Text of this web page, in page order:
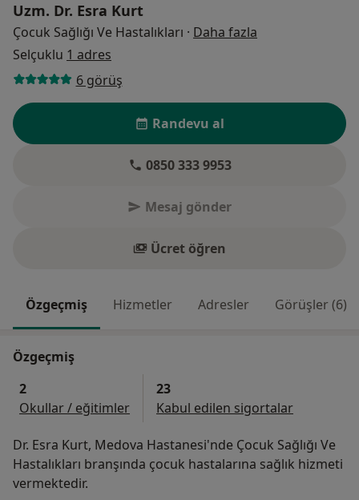
Uzm. Dr. Esra Kurt
Çocuk Sağlığı Ve Hastalıkları · Daha fazla
Selçuklu 1 adres
6 görüş
Randevu al
0850 333 9953
Mesaj gönder
Ücret öğren
Özgeçmiş Hizmetler Adresler Görüşler (6)
Özgeçmiş
2
Okullar / eğitimler
23
Kabul edilen sigortalar
Dr. Esra Kurt, Medova Hastanesi'nde Çocuk Sağlığı Ve
Hastalıkları branşında çocuk hastalarına sağlık hizmeti
vermektedir.